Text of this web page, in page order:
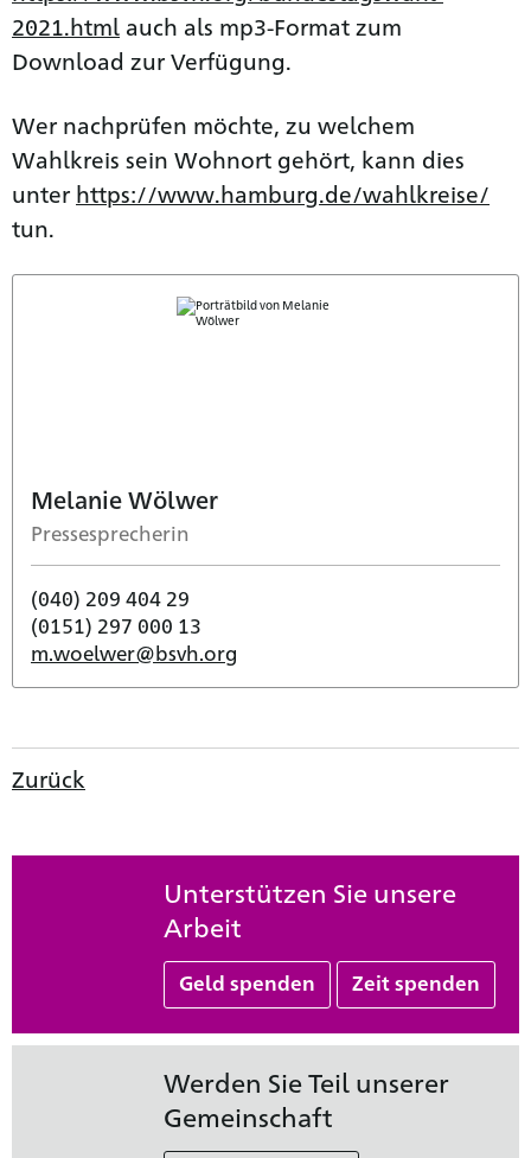
2021.html auch als mp3-Format zum
Download zur Verfügung.
Wer nachprüfen möchte, zu welchem
Wahlkreis sein Wohnort gehört, kann dies
unter https://www.hamburg.de/wahlkreise/
tun.
Melanie Wölwer
Pressesprecherin
(040) 209 404 29
(0151) 297 000 13
m.woelwer@bsvh.org
Zurück
Unterstützen Sie unsere
Arbeit
Geld spenden Zeit spenden
Werden Sie Teil unserer
Gemeinschaft